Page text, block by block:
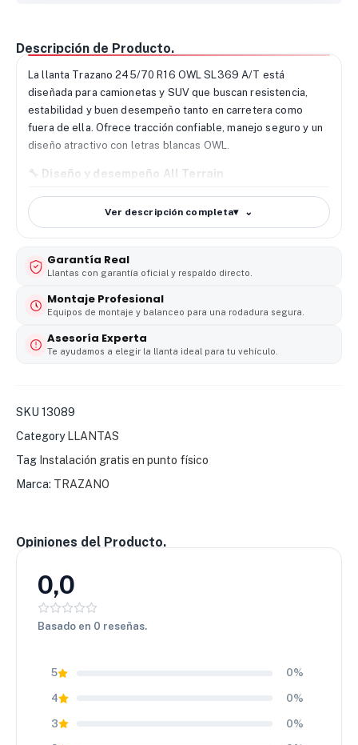
Descripción de Producto.
La llanta Trazano 245/70 R16 OWL SL369 A/T está
diseñada para camionetas y SUV que buscan resistencia,
estabilidad y buen desempeño tanto en carretera como
fuera de ella. Ofrece tracción confiable, manejo seguro y un
diseño atractivo con letras blancas OWL.
🔧 Diseño y desempeño All Terrain
Su diseño All Terrain proporciona una pisada firme y
controlada en asfalto, caminos destapados y superficies
irregulares. Brinda estabilidad y buena respuesta para uso
Agarre y seguridad en distintas condiciones
La Trazano SL369 A/T cuenta con canales profundos que
ayudan a evacuar el agua, mejorando la tracción en
superficies mojadas y reduciendo el riesgo de
deslizamiento. Funciona bien en clima seco, lluvia y terrenos
Gracias a su estructura reforzada, soporta peso, uso
constante y desgaste prolongado, ofreciendo una vida útil
aventura.
elección inteligente para quienes buscan seguridad,
Ver descripción completa▾
Garantía Real
Llantas con garantía oficial y respaldo directo.
Montaje Profesional
Equipos de montaje y balanceo para una rodadura segura.
Asesoría Experta
Te ayudamos a elegir la llanta ideal para tu vehículo.
SKU 13089
Category LLANTAS
Tag Instalación gratis en punto físico
Marca: TRAZANO
Opiniones del Producto.
0,0
Basado en 0 reseñas.
5 0%
4 0%
3 0%